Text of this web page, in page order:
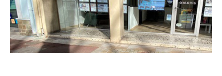
Envoyer un message
Téléphoner à l'agence